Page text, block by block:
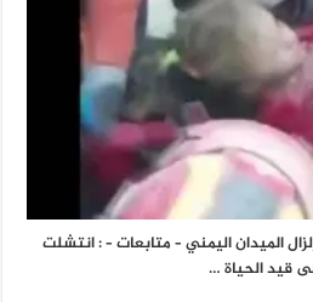
الميدان اليمني – متابعات – : انتشلت
قيد الحياة …